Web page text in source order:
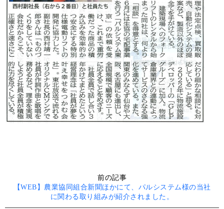
前の記事
【WEB】農業協同組合新聞ほかにて、パルシステム様の当社
に関わる取り組みが紹介されました。